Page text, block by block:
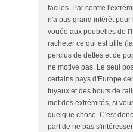
faciles. Par contre
n'a pas grand intérêt
vouée aux poubelles de
racheter ce qui est utile
perclus de dettes et de
ne motive pas. Le seul
certains pays d'Europe
tuyaux et des bouts de
met des extrémités, si
quelque chose. C'est
part de ne pas